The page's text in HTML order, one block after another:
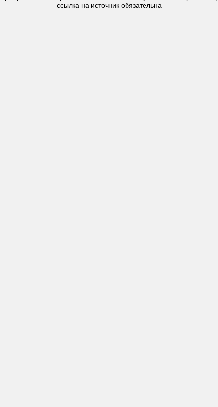
ссылка на источник обязательна